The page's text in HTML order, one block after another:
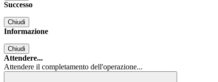
Successo
Chiudi
Informazione
Chiudi
Attendere...
Attendere il completamento dell'operazione...